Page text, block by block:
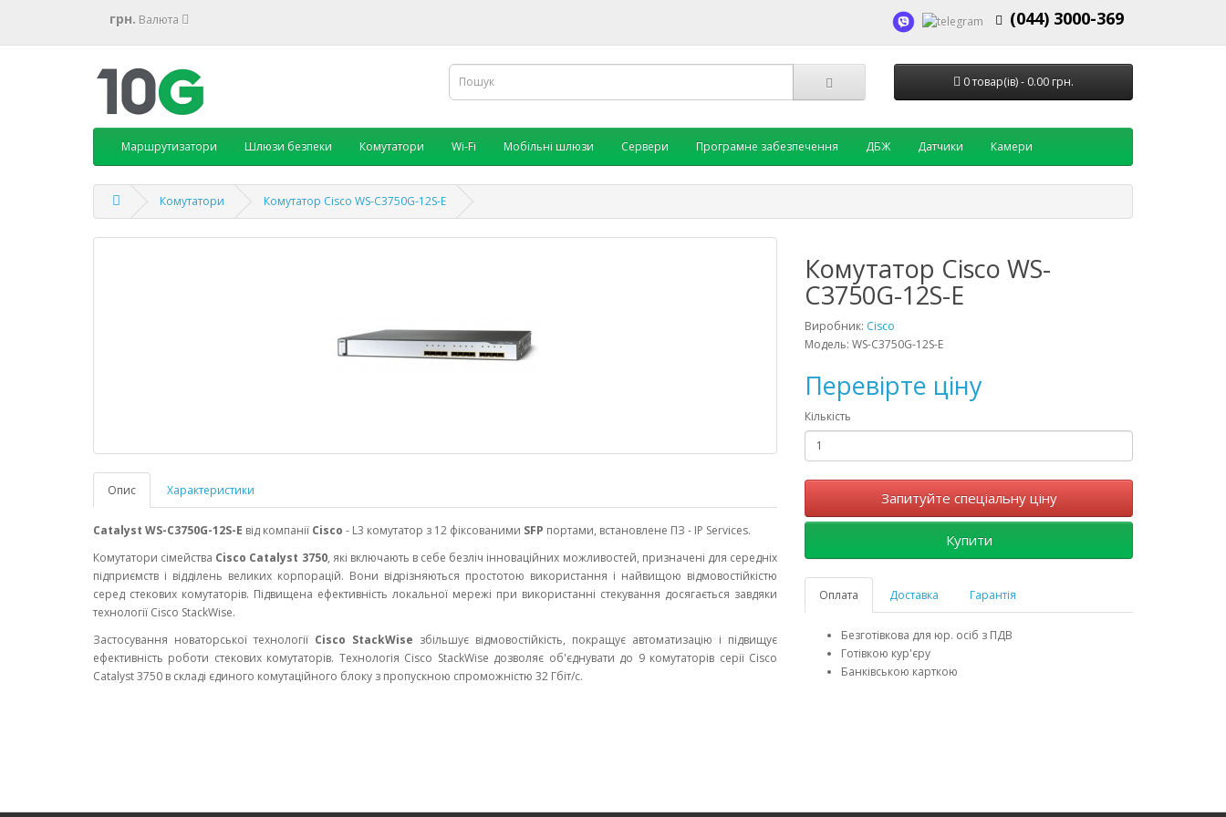
грн. Валюта (044) 3000-369
0 товар(ів) - 0.00 грн.
Маршрутизатори Шлюзи безпеки Комутатори Wi-Fi Мобільні шлюзи Сервери Програмне забезпечення ДБЖ Датчики Камери
Комутатори Комутатор Cisco WS-C3750G-12S-E
Опис Характеристики
Catalyst WS-C3750G-12S-E від компанії Cisco - L3 комутатор з 12 фіксованими SFP портами, встановлене ПЗ - IP Services.
Комутатори сімейства Cisco Catalyst 3750, які включають в себе безліч інноваційних можливостей, призначені для середніх
підприємств і відділень великих корпорацій. Вони відрізняються простотою використання і найвищою відмовостійкістю
серед стекових комутаторів. Підвищена ефективність локальної мережі при використанні стекування досягається завдяки
технології Cisco StackWise.
Застосування новаторської технології Cisco StackWise збільшує відмовостійкість, покращує автоматизацію і підвищує
ефективність роботи стекових комутаторів. Технологія Cisco StackWise дозволяє об'єднувати до 9 комутаторів серії Cisco
Catalyst 3750 в складі єдиного комутаційного блоку з пропускною спроможністю 32 Гбіт/с.
Комутатор Cisco WS-
C3750G-12S-E
Виробник: Cisco
Модель: WS-C3750G-12S-E
Перевірте ціну
Кількість
Запитуйте спеціальну ціну
Купити
Оплата Доставка Гарантія
Безготівкова для юр. осіб з ПДВ
Готівкою кур'єру
Банківською карткою